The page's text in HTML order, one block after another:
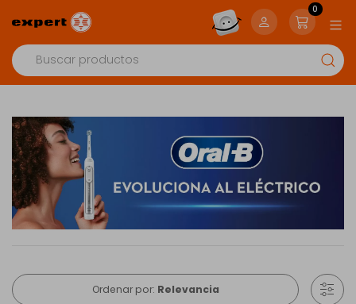
0
Ordenar por: Relevancia